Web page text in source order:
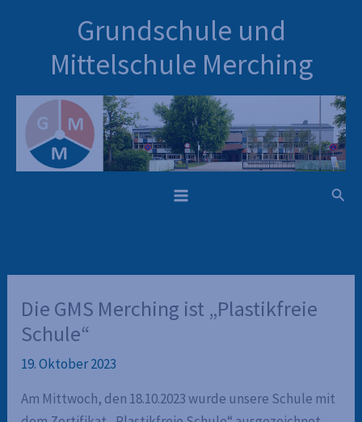
Grundschule und
Mittelschule Merching
Die GMS Merching ist „Plastikfreie
Schule“
19. Oktober 2023
Am Mittwoch, den 18.10.2023 wurde unsere Schule mit